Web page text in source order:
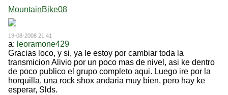
MountainBike08
19-08-2008 21:41
a: leoramone429
Gracias loco, y si, ya le estoy por cambiar toda la
transmicion Alivio por un poco mas de nivel, asi ke dentro
de poco publico el grupo completo aqui. Luego ire por la
horquilla, una rock shox andaria muy bien, pero hay ke
esperar, Slds.